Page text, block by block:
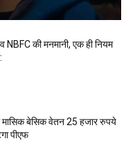
NBFC की मनमानी, एक ही नियम
मासिक बेसिक वेतन 25 हजार रुपये
पीएफ